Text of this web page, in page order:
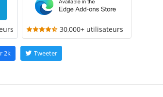
30,000+ utilisateurs
2k Tweeter